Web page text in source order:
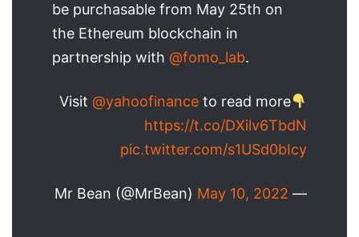
be purchasable from May 25th on
the Ethereum blockchain in
partnership with @fomo_lab.
Visit @yahoofinanceto read more
https://t.co/DXilv6TbdN
pic.twitter.com/s1USd0bIcy
— Mr Bean (@MrBean)
May 10, 2022